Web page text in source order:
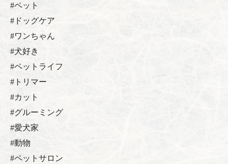
#ペット
#ドッグケア
#ワンちゃん
#犬好き
#ペットライフ
#トリマー
#カット
#グルーミング
#愛犬家
#動物
#ペットサロン